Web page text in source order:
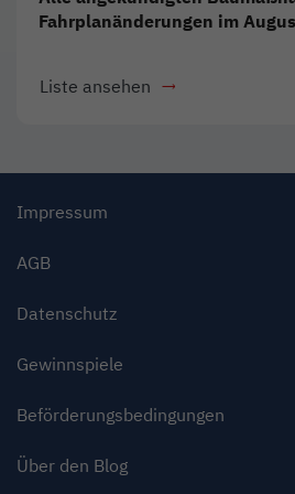
Fahrplanänderungen im
Liste ansehen - Download als
Link öffnet in
Impressum
AGB
Datenschutz
Gewinnspiele
Beförderungsbedingungen
Über den Blog